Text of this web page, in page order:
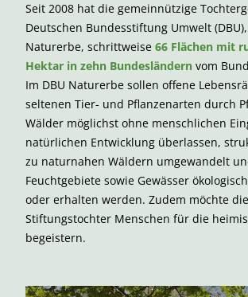
Seit 2008 hat die gemeinnützige
Deutschen Bundesstiftung Umwelt
Naturerbe, schrittweise 66 Flächen mit
Hektar in zehn Bundesländern vom
Im DBU Naturerbe sollen offene
seltenen Tier- und Pflanzenarten durch
Wälder möglichst ohne menschlichen
natürlichen Entwicklung überlassen,
zu naturnahen Wäldern umgewandelt
Feuchtgebiete sowie Gewässer
oder erhalten werden. Zudem möchte
Stiftungstochter Menschen für die
begeistern.